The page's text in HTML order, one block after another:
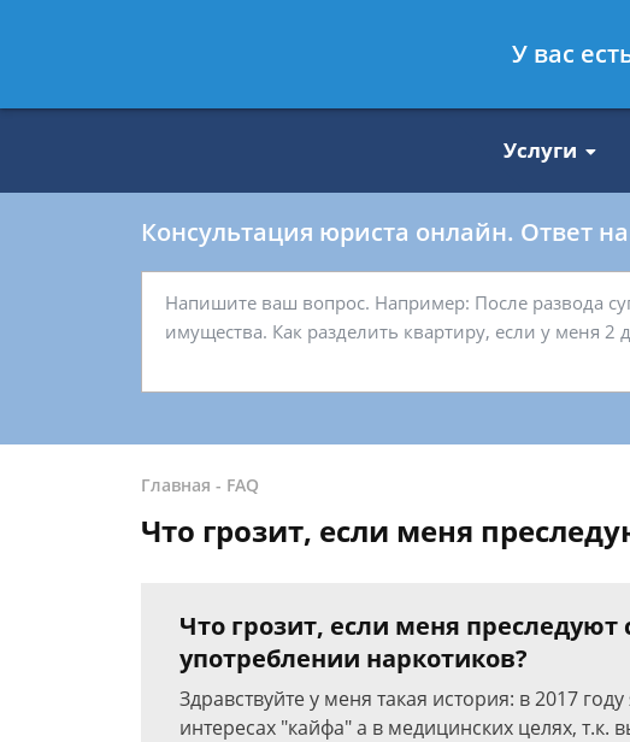
8 812 509-27-47
Услуги
Консультация юриста онлайн. Ответ
Главная - FAQ
Что грозит, если меня
Что грозит, если меня преследуют
употреблении наркотиков?
Здравствуйте у меня такая история: в 2017
интересах "кайфа" а в медицинских целях, т.к.
У вас